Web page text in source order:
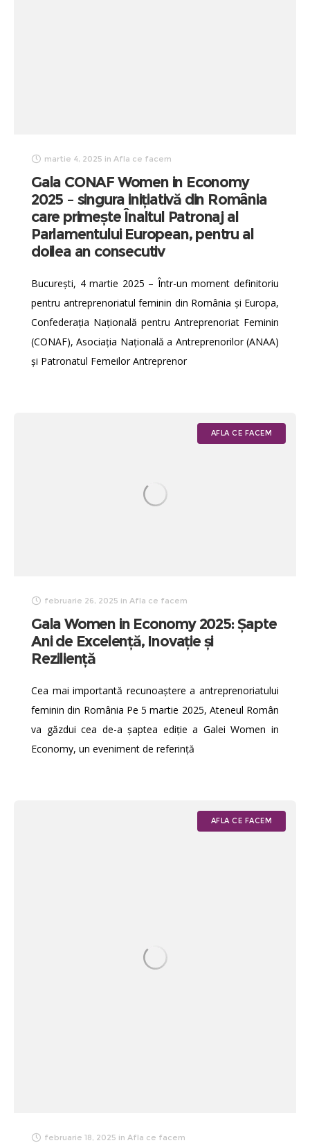
martie 4, 2025 in Afla ce facem
Gala CONAF Women in Economy
2025 – singura inițiativă din România
care primește Înaltul Patronaj al
Parlamentului European, pentru al
doilea an consecutiv
București, 4 martie 2025 – Într-un moment definitoriu
pentru antreprenoriatul feminin din România și Europa,
Confederația Națională pentru Antreprenoriat Feminin
(CONAF), Asociația Națională a Antreprenorilor (ANAA)
și Patronatul Femeilor Antreprenor
AFLA CE FACEM
februarie 26, 2025 in Afla ce facem
Gala Women in Economy 2025: Șapte
Ani de Excelență, Inovație și
Reziliență
Cea mai importantă recunoaștere a antreprenoriatului
feminin din România Pe 5 martie 2025, Ateneul Român
va găzdui cea de-a șaptea ediție a Galei Women in
Economy, un eveniment de referință
AFLA CE FACEM
februarie 18, 2025 in Afla ce facem